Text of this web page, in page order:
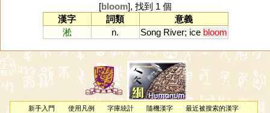
[bloom], 找到 1 個
漢字
詞類
意義
淞
n. Song River; ice bloom
新手入門 使用凡例 字庫統計 隨機漢字
最近被搜索的漢字